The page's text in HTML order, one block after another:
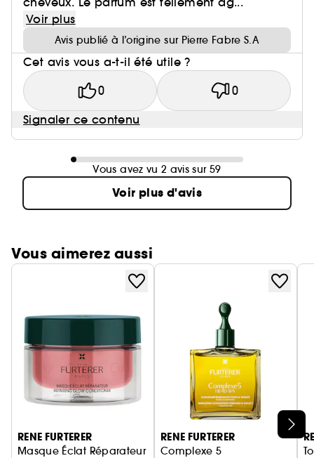
Voir plus
Avis publié à l’origine sur Pierre Fabre S.A
Cet avis vous a-t-il été utile ?
0 0
Signaler ce contenu
Vous avez vu 2 avis sur 59
Voir plus d'avis
Vous aimerez aussi
RENE FURTERER
Masque Éclat Réparateur
RENE FURTERER
Complexe 5